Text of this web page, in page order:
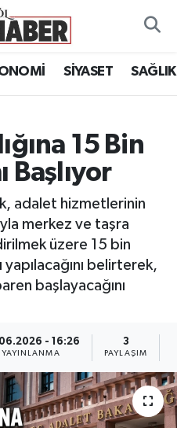
SİYASET SAĞLIK
15 Bin
Başlıyor
adalet hizmetlerinin
merkez ve taşra
üzere 15 bin
belirterek,
başlayacağını
- 16:26
YAYINLANMA
3
PAYLAŞIM
Haritası
ve Fikstür